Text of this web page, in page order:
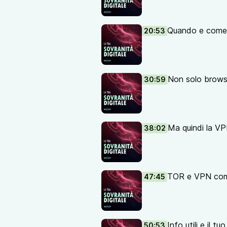
20:53 Quando e
30:59 Non solo
38:02 Ma quindi la
47:45 TOR e VPN
50:53 Info utili e il